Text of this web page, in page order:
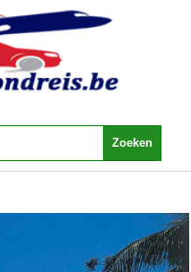
- LOVINA
1 Aanbieding